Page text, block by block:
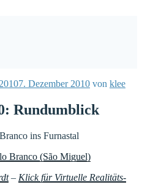
7. Dezember 2010 von klee
Rundumblick
ins Furnastal
– Klick für Virtuelle Realitäts-